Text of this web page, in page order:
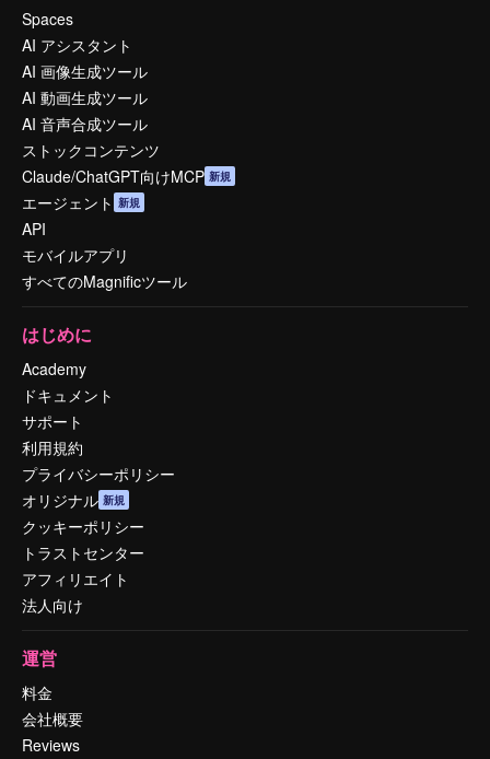
Spaces
AI アシスタント
AI 画像生成ツール
AI 動画生成ツール
AI 音声合成ツール
ストックコンテンツ
Claude/ChatGPT向けMCP 新規
エージェント 新規
API
モバイルアプリ
すべてのMagnificツール
はじめに
Academy
ドキュメント
サポート
利用規約
プライバシーポリシー
オリジナル 新規
クッキーポリシー
トラストセンター
アフィリエイト
法人向け
運営
料金
会社概要
Reviews